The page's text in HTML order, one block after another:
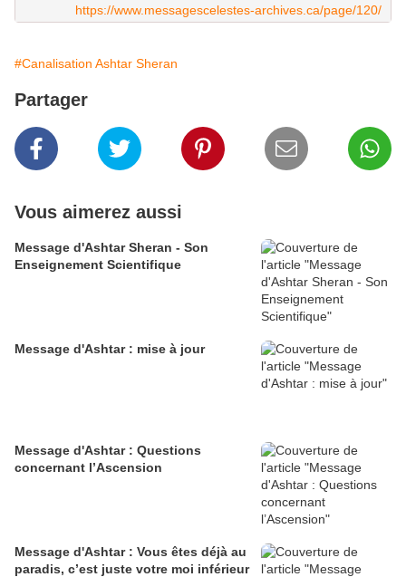
https://www.messagescelestes-archives.ca/page/120/
#Canalisation Ashtar Sheran
Partager
Vous aimerez aussi
Message d'Ashtar Sheran - Son
Enseignement Scientifique
Message d'Ashtar : mise à jour
Message d'Ashtar : Questions
concernant l’Ascension
Message d'Ashtar : Vous êtes déjà au
paradis, c’est juste votre moi inférieur